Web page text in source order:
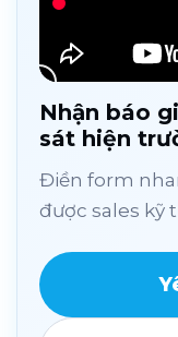
Nhận báo
sát hiện
Điền form
được sales kỹ